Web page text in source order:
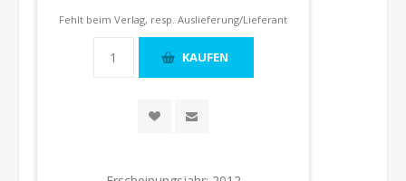
Fehlt beim Verlag, resp. Auslieferung/Lieferant